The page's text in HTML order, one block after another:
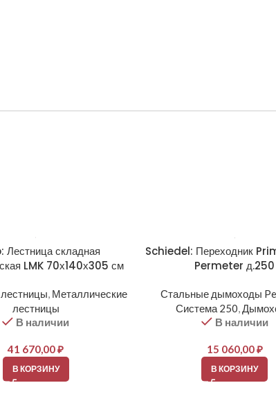
Лестница складная
LMK 70х140х305 см
, Металлические
лестницы
В наличии
41 670,00₽
В КОРЗИНУ
Schiedel: Переходник
Permeter д.250
Стальные дымоходы
Система 250,
В наличии
15 060,00₽
В КОРЗИНУ